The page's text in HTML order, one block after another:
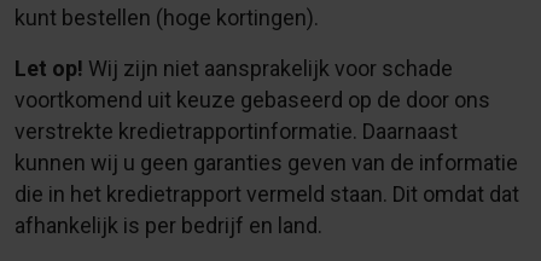
kunt bestellen (hoge kortingen).
Let op! Wij zijn niet aansprakelijk voor schade
voortkomend uit keuze gebaseerd op de door ons
verstrekte kredietrapportinformatie. Daarnaast
kunnen wij u geen garanties geven van de informatie
die in het kredietrapport vermeld staan. Dit omdat dat
afhankelijk is per bedrijf en land.